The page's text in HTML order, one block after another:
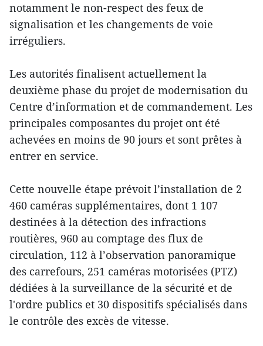
notamment le non-respect des feux de
signalisation et les changements de voie
irréguliers.
Les autorités finalisent actuellement la
deuxième phase du projet de modernisation du
Centre d’information et de commandement. Les
principales composantes du projet ont été
achevées en moins de 90 jours et sont prêtes à
entrer en service.
Cette nouvelle étape prévoit l’installation de 2
460 caméras supplémentaires, dont 1 107
destinées à la détection des infractions
routières, 960 au comptage des flux de
circulation, 112 à l’observation panoramique
des carrefours, 251 caméras motorisées (PTZ)
dédiées à la surveillance de la sécurité et de
l'ordre publics et 30 dispositifs spécialisés dans
le contrôle des excès de vitesse.